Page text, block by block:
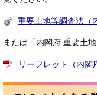
重要土地等調査法（
または「内閣府 重要土
リーフレット（内閣